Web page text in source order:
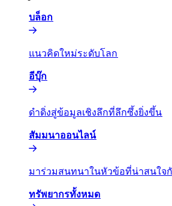
บล็อก​​
แนวคิดใหม่ระดับโลก​​
อีบุ๊ก​​
ดำดิ่งสู่ข้อมูลเชิงลึกที่ลึกซึ้งยิ่งขึ้น​​
สัมมนาออนไลน์​​
มาร่วมสนทนาในหัวข้อที่น่าสนใจกั
ทรัพยากรทั้งหมด​​